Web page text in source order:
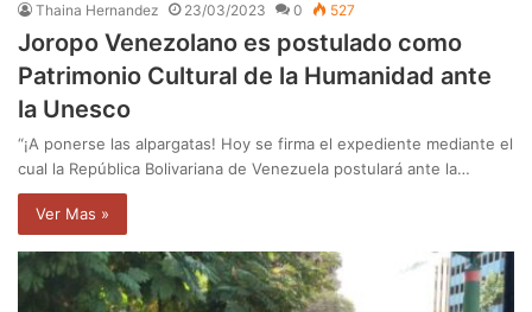
Thaina Hernandez 23/03/2023 0 527
Joropo Venezolano es postulado como
Patrimonio Cultural de la Humanidad ante
la Unesco
“¡A ponerse las alpargatas! Hoy se firma el expediente mediante el
cual la República Bolivariana de Venezuela postulará ante la…
Ver Mas »